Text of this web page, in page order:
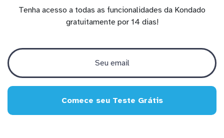
Tenha acesso a todas as funcionalidades da Kondado
gratuitamente por 14 dias!
Comece seu Teste Grátis